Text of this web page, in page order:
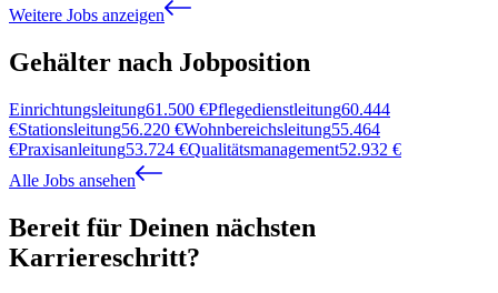
Weitere Jobs anzeigen
Gehälter nach Jobposition
Einrichtungsleitung61.500 €Pflegedienstleitung60.444
€Stationsleitung56.220 €Wohnbereichsleitung55.464
€Praxisanleitung53.724 €Qualitätsmanagement52.932 €
Alle Jobs ansehen
Bereit für Deinen nächsten
Karriereschritt?